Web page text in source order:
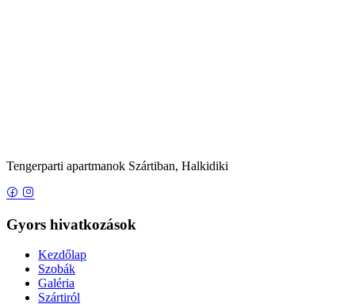
Tengerparti apartmanok Szártiban, Halkidiki
Gyors hivatkozások
Kezdőlap
Szobák
Galéria
Szártiról